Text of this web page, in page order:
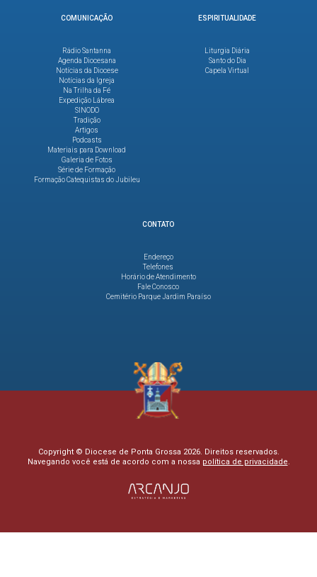
COMUNICAÇÃO
Rádio Santanna
Agenda Diocesana
Notícias da Diocese
Notícias da Igreja
Na Trilha da Fé
Expedição Lábrea
SINODO
Tradição
Artigos
Podcasts
Materiais para Download
Galeria de Fotos
Série de Formação
Formação Catequistas do Jubileu
ESPIRITUALIDADE
Liturgia Diária
Santo do Dia
Capela Virtual
CONTATO
Endereço
Telefones
Horário de Atendimento
Fale Conosco
Cemitério Parque Jardim Paraíso
Copyright © Diocese de Ponta Grossa 2026. Direitos reservados.
Navegando você está de acordo com a nossa política de privacidade.